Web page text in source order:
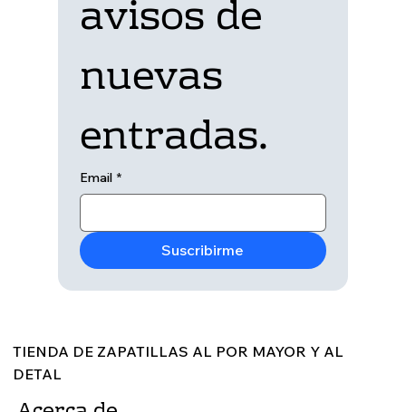
avisos de
nuevas
entradas.
Email *
Suscribirme
TIENDA DE ZAPATILLAS AL POR MAYOR Y AL
DETAL